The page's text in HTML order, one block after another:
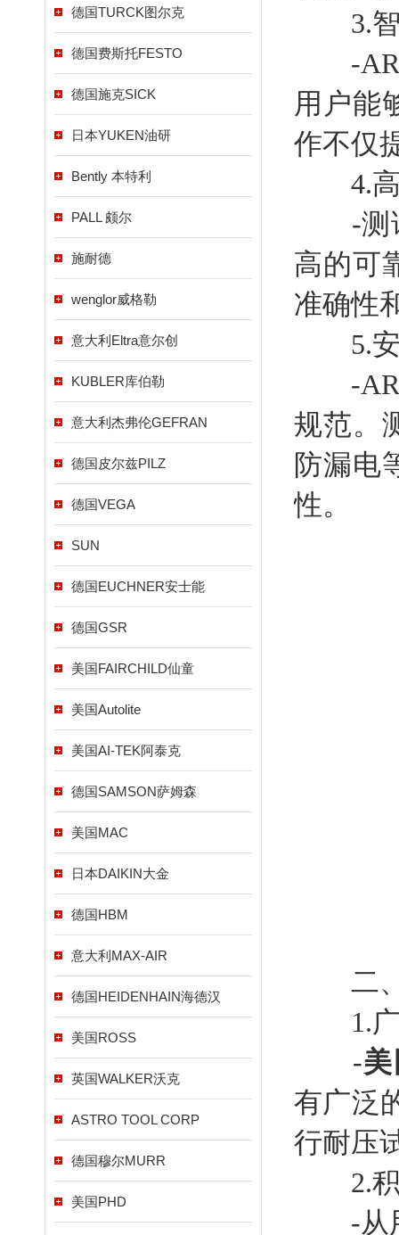
德国TURCK图尔克
德国费斯托FESTO
德国施克SICK
日本YUKEN油研
Bently 本特利
PALL 颇尔
施耐德
wenglor威格勒
意大利Eltra意尔创
KUBLER库伯勒
意大利杰弗伦GEFRAN
德国皮尔兹PILZ
德国VEGA
SUN
德国EUCHNER安士能
德国GSR
美国FAIRCHILD仙童
美国Autolite
美国AI-TEK阿泰克
德国SAMSON萨姆森
美国MAC
日本DAIKIN大金
德国HBM
意大利MAX-AIR
德国HEIDENHAIN海德汉
美国ROSS
英国WALKER沃克
ASTRO TOOL CORP
德国穆尔MURR
美国PHD
3.智
-AR
用户能
作不仅
4.高
-测试
高的可
准确性
5.安
-AR
规范。
防漏电
性。
二、
1.广
-美
有广泛
行耐压
2.积
-从用